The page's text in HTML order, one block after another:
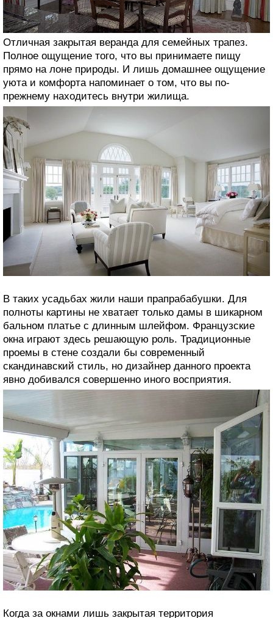
Отличная закрытая веранда для семейных трапез.
Полное ощущение того, что вы принимаете пищу
прямо на лоне природы. И лишь домашнее ощущение
уюта и комфорта напоминает о том, что вы по-
прежнему находитесь внутри жилища.
В таких усадьбах жили наши прапрабабушки. Для
полноты картины не хватает только дамы в шикарном
бальном платье с длинным шлейфом. Французские
окна играют здесь решающую роль. Традиционные
проемы в стене создали бы современный
скандинавский стиль, но дизайнер данного проекта
явно добивался совершенно иного восприятия.
Когда за окнами лишь закрытая территория